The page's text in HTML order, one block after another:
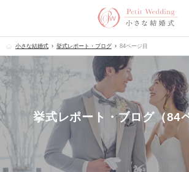
小さな結婚式 挙式レポート・ブログ 84ページ目
挙式レポート・ブログ（84